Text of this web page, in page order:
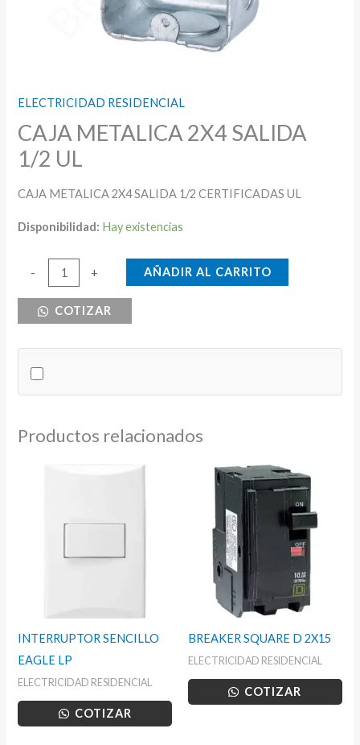
ELECTRICIDAD RESIDENCIAL
CAJA METALICA 2X4 SALIDA
1/2 UL
CAJA METALICA 2X4 SALIDA 1/2 CERTIFICADAS UL
Disponibilidad: Hay existencias
-
METALICA
UL
cantidad
+ AÑADIR AL CARRITO
COTIZAR
Productos relacionados
INTERRUPTOR SENCILLO
EAGLE LP
ELECTRICIDAD RESIDENCIAL
COTIZAR
BREAKER SQUARE D 2X15
ELECTRICIDAD RESIDENCIAL
COTIZAR